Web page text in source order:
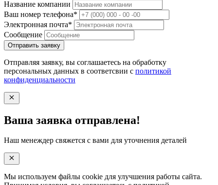
Название компании
Ваш номер телефона*
Электронная почта*
Cообщение
Отправить заявку
Отправляя заявку, вы соглашаетесь на обработку
персональных данных в соответсвии с политикой
конфиденциальности
Ваша заявка отправлена!
Наш менеждер свяжется с вами для уточнения деталей
Мы используем файлы cookie для улучшения работы сайта.